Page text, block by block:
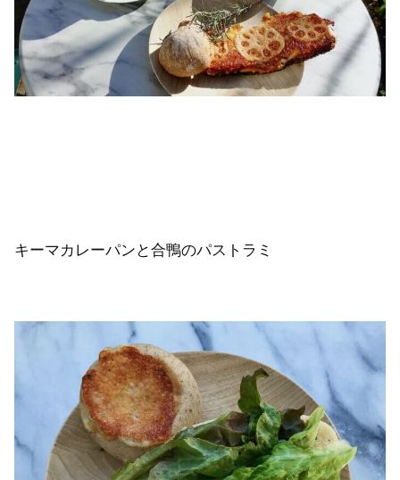
キーマカレーパンと合鴨のパストラミ